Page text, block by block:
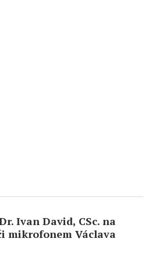
Ivan David, CSc. na
mikrofonem Václava